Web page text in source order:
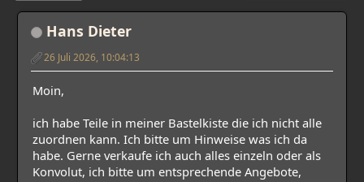
Hans Dieter
26 Juli 2026, 10:04:13
Moin,
ich habe Teile in meiner Bastelkiste die ich nicht alle
zuordnen kann. Ich bitte um Hinweise was ich da
habe. Gerne verkaufe ich auch alles einzeln oder als
Konvolut, ich bitte um entsprechende Angebote,